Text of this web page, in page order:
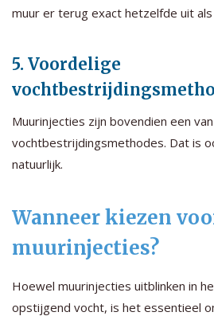
muur er terug exact hetzelfde uit
5. Voordelige
Muurinjecties zijn bovendien een
vochtbestrijdingsmethodes. Dat is
natuurlijk.
Wanneer kiezen
muurinjecties?
Hoewel muurinjecties uitblinken in
opstijgend vocht, is het essentieel